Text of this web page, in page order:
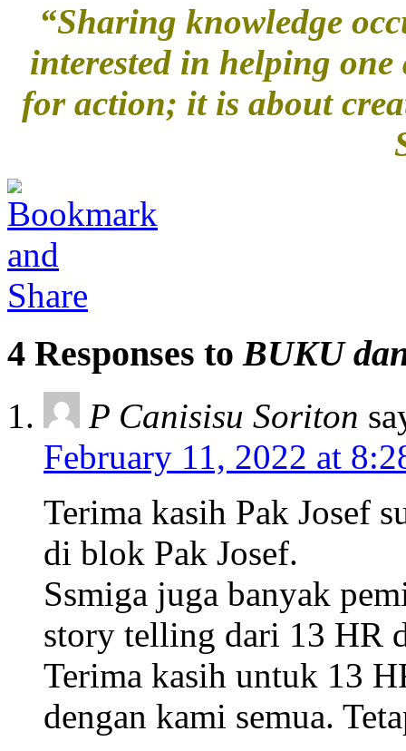
“Sharing knowledge
interested in helping one
for action; it is about
4 Responses toBUKU
P Canisisu Soriton
February 11, 2022 at
Terima kasih Pak Josef
di blok Pak Josef.
Ssmiga juga banyak
story telling dari 13 HR
Terima kasih untuk 13
dengan kami semua.